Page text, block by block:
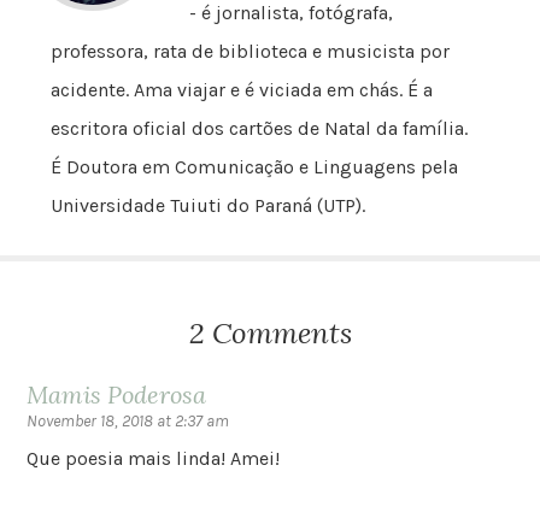
- é jornalista, fotógrafa,
professora, rata de biblioteca e musicista por
acidente. Ama viajar e é viciada em chás. É a
escritora oficial dos cartões de Natal da família.
É Doutora em Comunicação e Linguagens pela
Universidade Tuiuti do Paraná (UTP).
2 Comments
Mamis Poderosa
November 18, 2018 at 2:37 am
Que poesia mais linda! Amei!